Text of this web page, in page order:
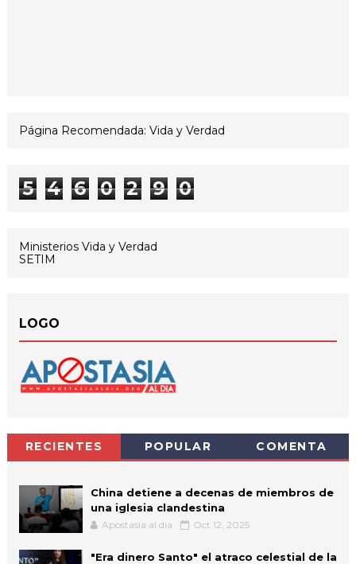
Página Recomendada: Vida y Verdad
5 4 6 0 2 9 0
Ministerios Vida y Verdad
SETIM
LOGO
RECIENTES POPULAR COMENTA
China detiene a decenas de miembros de
una iglesia clandestina
Apostasia al dia Oct 12, 2025
"Era dinero Santo" el atraco celestial de la